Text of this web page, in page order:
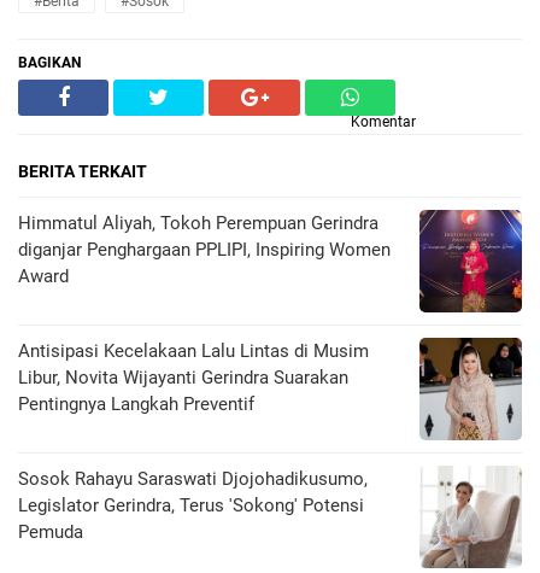
BAGIKAN
Komentar
BERITA TERKAIT
Himmatul Aliyah, Tokoh Perempuan Gerindra
diganjar Penghargaan PPLIPI, Inspiring Women
Award
Antisipasi Kecelakaan Lalu Lintas di Musim
Libur, Novita Wijayanti Gerindra Suarakan
Pentingnya Langkah Preventif
Sosok Rahayu Saraswati Djojohadikusumo,
Legislator Gerindra, Terus 'Sokong' Potensi
Pemuda